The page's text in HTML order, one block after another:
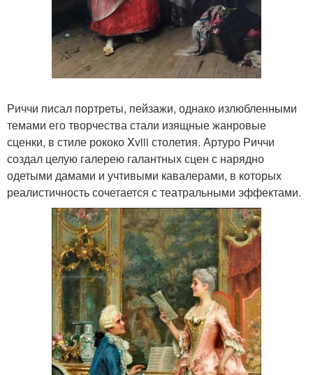
Риччи писал портреты, пейзажи, однако излюбленными
темами его творчества стали изящные жанровые
сценки, в стиле рококо Xviii столетия. Артуро Риччи
создал целую галерею галантных сцен с нарядно
одетыми дамами и учтивыми кавалерами, в которых
реалистичность сочетается с театральными эффектами.